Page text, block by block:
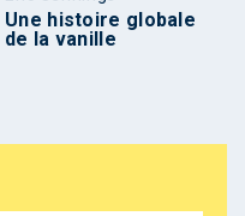
Une histoire globale
de la vanille